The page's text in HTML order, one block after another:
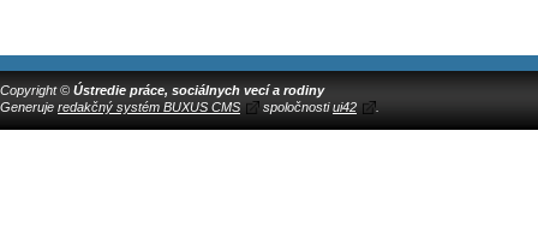
Copyright © Ústredie práce, sociálnych vecí a rodiny
Generuje redakčný systém BUXUS CMS spoločnostiui42